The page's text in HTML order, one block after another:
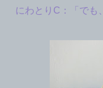
にわとりC：「でも